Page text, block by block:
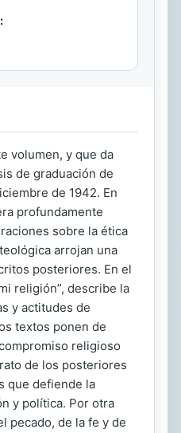
volumen, y que da
de graduación de
de 1942. En
profundamente
sobre la ética
arrojan una
posteriores. En el
religión”, describe la
y actitudes de
textos ponen de
religioso
de los posteriores
que defiende la
y política. Por otra
pecado, de la fe y de